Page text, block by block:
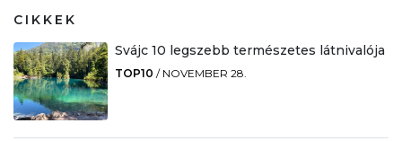
CIKKEK
Svájc 10 legszebb természetes látnivalója
TOP10 / NOVEMBER 28.